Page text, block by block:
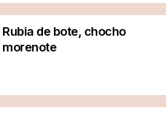
Rubia de bote, chocho
morenote